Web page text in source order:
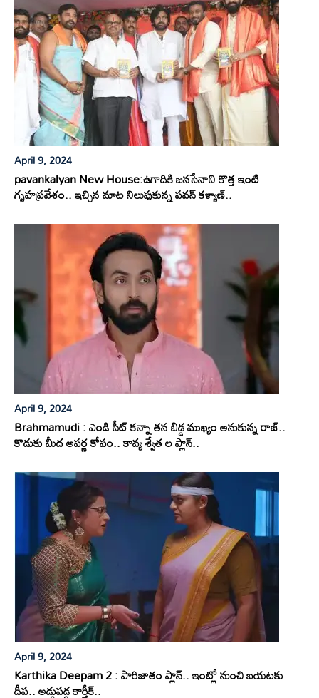
April 9, 2024
pavankalyan New House:ఉగాదికి జనసేనాని కొత్త ఇంటి
గృహప్రవేశం.. ఇచ్చిన మాట నిలుపుకున్న పవన్ కళ్యాణ్..
April 9, 2024
Brahmamudi : ఎండి సీట్ కన్నా తన బిడ్డ ముఖ్యం అనుకున్న రాజ్..
కొడుకు మీద అపర్ణ కోపం.. కావ్య శ్వేత ల ప్లాన్..
April 9, 2024
Karthika Deepam 2 : పారిజాతం ప్లాన్.. ఇంట్లో నుంచి బయటకు
దీప.. అడ్డుపడ్డ కార్తీక్..